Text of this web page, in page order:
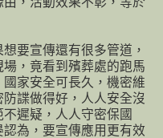
要宣傳還有很多管道，
，竟看到殯葬處的跑馬
家安全可長久，機密維
諜做得好，人人安全沒
遲疑，人人守密保國
為，要宣傳應用更有效